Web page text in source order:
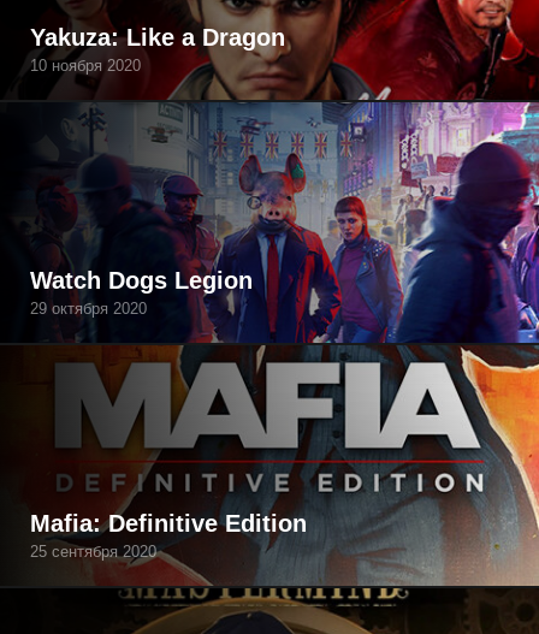
Yakuza: Like a Dragon
10 ноября 2020
Watch Dogs Legion
29 октября 2020
Mafia: Definitive Edition
25 сентября 2020